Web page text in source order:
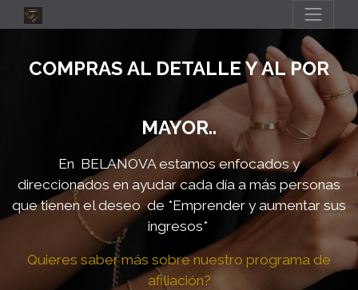
COMPRAS AL DETALLE Y AL POR
MAYOR..
En BELANOVA estamos enfocados y
direccionados en ayudar cada día a más personas
que tienen el deseo de *Emprender y aumentar sus
ingresos*
Quieres saber más sobre nuestro programa de
afiliación?